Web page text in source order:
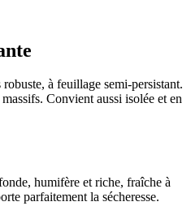
à feuillage semi-persistant.
Convient aussi isolée et en
humifère et riche, fraîche à
parfaitement la sécheresse.